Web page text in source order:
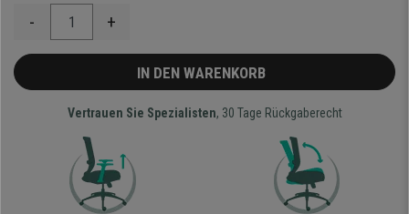
- +
IN DEN WARENKORB
Vertrauen Sie Spezialisten, 30 Tage Rückgaberecht